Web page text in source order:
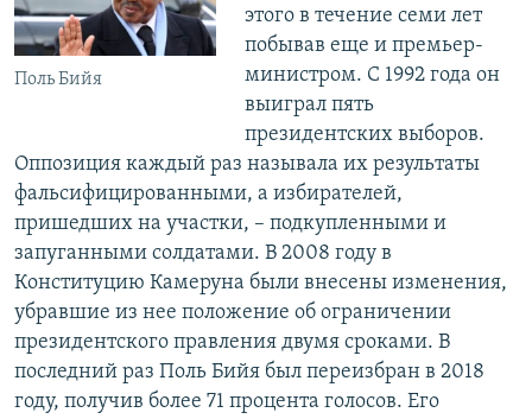
Поль Бийя
этого в течение семи лет
побывав еще и премьер-
министром. С 1992 года он
выиграл пять
президентских выборов.
Оппозиция каждый раз называла их результаты
фальсифицированными, а избирателей,
пришедших на участки, – подкупленными и
запуганными солдатами. В 2008 году в
Конституцию Камеруна были внесены изменения,
убравшие из нее положение об ограничении
президентского правления двумя сроками. В
последний раз Поль Бийя был переизбран в 2018
году, получив более 71 процента голосов. Его